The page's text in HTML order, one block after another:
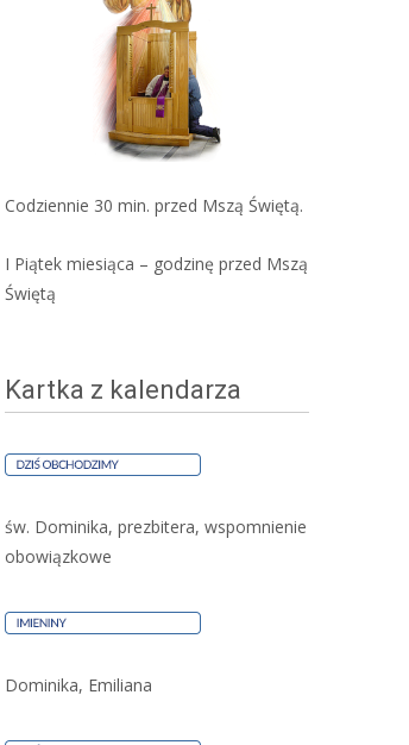
Codziennie 30 min. przed Mszą Świętą.
I Piątek miesiąca – godzinę przed Mszą
Świętą
Kartka z kalendarza
św. Dominika, prezbitera, wspomnienie
obowiązkowe
Dominika, Emiliana